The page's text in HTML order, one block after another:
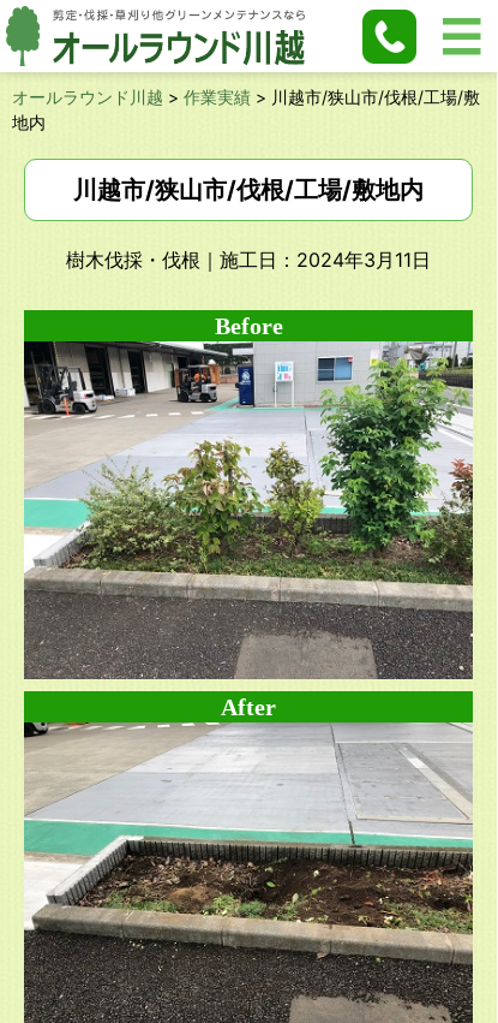
オールラウンド川越 > 作業実績 > 川越市/狭山市/伐根/工場/敷
地内
川越市/狭山市/伐根/工場/敷地内
樹木伐採・伐根 ｜施工日：2024年3月11日
Before
After